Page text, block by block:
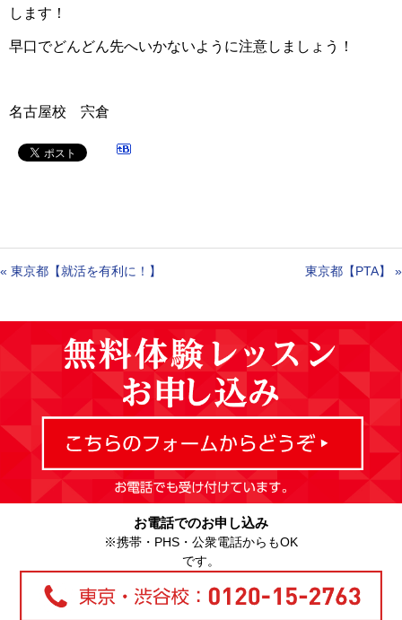
します！
早口でどんどん先へいかないように注意しましょう！
名古屋校 宍倉
« 東京都【就活を有利に！】 東京都【PTA】 »
お電話でのお申し込み
※携帯・PHS・公衆電話からもOK
です。